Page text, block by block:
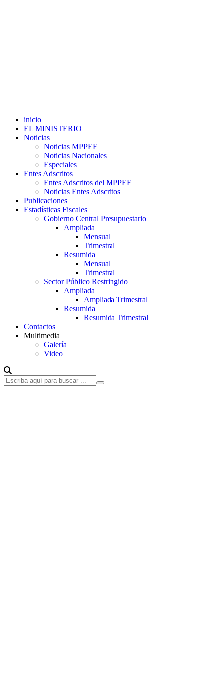
inicio
EL MINISTERIO
Noticias
Noticias MPPEF
Noticias Nacionales
Especiales
Entes Adscritos
Entes Adscritos del MPPEF
Noticias Entes Adscritos
Publicaciones
Estadísticas Fiscales
Gobierno Central Presupuestario
Ampliada
Mensual
Trimestral
Resumida
Mensual
Trimestral
Sector Público Restringido
Ampliada
Ampliada Trimestral
Resumida
Resumida Trimestral
Contactos
Multimedia
Galería
Video